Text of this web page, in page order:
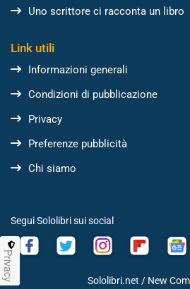
Uno scrittore ci racconta un libro
Link utili
Informazioni generali
Condizioni di pubblicazione
Privacy
Preferenze pubblicità
Chi siamo
Segui Sololibri sui social
Sololibri.net / New
Privacy